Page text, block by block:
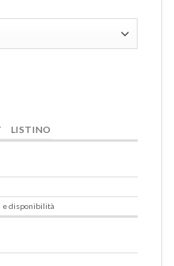
LISTINO
e disponibilità